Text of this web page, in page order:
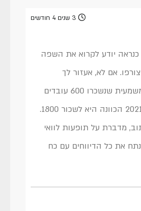
3 שנים 4 חודשים
יודע לקרוא את השפה
אם לא, אעזור לך
פרוספור. כתוב חד משמעית שנשכרו 600 עובדים
נוספים ועד סוף יוני 2021 הכוונה היא לשכור 1800.
מדברת על תופעות לוואי
את כל הדיווחים עם כח